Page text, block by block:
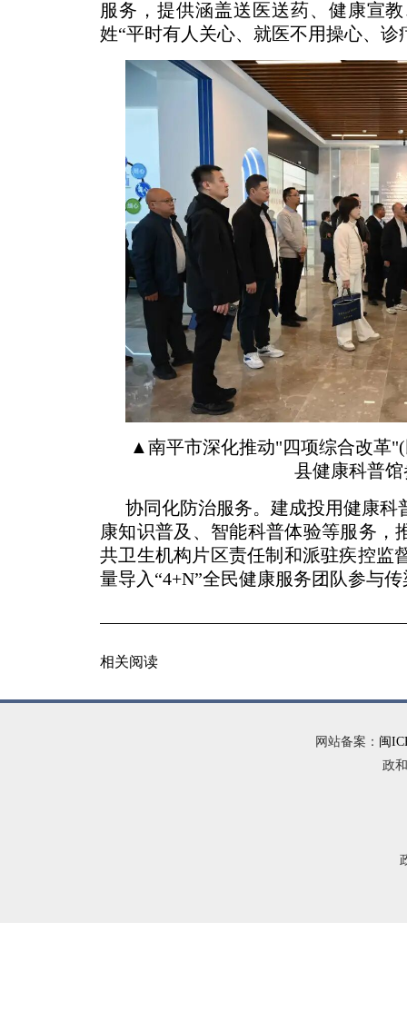
服务，提供涵盖送医送药、健康宣
姓“平时有人关心、就医不用操心、诊
▲南平市深化推动"四项综合改革
县健康科普
协同化防治服务。建成投用健康
康知识普及、智能科普体验等服务，
共卫生机构片区责任制和派驻疾控监
量导入“4+N”全民健康服务团队参与
相关阅读
网站备案： 闽
政